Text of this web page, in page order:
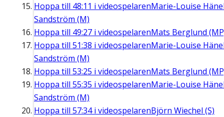
Hoppa till 48:11 i videospelarenMarie-Louise
Sandström (M)
Hoppa till 49:27 i videospelarenMats Berglund
Hoppa till 51:38 i videospelarenMarie-Louise
Sandström (M)
Hoppa till 53:25 i videospelarenMats Berglund
Hoppa till 55:35 i videospelarenMarie-Louise
Sandström (M)
Hoppa till 57:34i videospelarenBjörn Wiechel (S)